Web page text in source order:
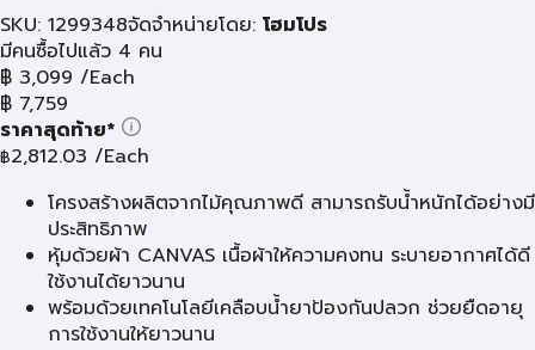
SKU: 1299348จัดจำหน่ายโดย: โฮมโปร
มีคนซื้อไปแล้ว 4 คน
฿ 3,099 /Each
฿ 7,759
ราคาสุดท้าย*
฿2,812.03 /Each
โครงสร้างผลิตจากไม้คุณภาพดี สามารถรับน้ำหนักได้อย่างมี
ประสิทธิภาพ
หุ้มด้วยผ้า CANVAS เนื้อผ้าให้ความคงทน ระบายอากาศได้ดี
ใช้งานได้ยาวนาน
พร้อมด้วยเทคโนโลยีเคลือบน้ำยาป้องกันปลวก ช่วยยืดอายุ
การใช้งานให้ยาวนาน